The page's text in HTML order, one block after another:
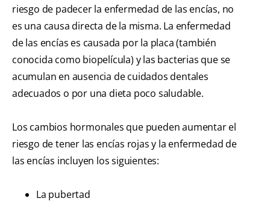
riesgo de padecer la enfermedad de las encías, no
es una causa directa de la misma. La enfermedad
de las encías es causada por la placa (también
conocida como biopelícula) y las bacterias que se
acumulan en ausencia de cuidados dentales
adecuados o por una dieta poco saludable.
Los cambios hormonales que pueden aumentar el
riesgo de tener las encías rojas y la enfermedad de
las encías incluyen los siguientes:
La pubertad